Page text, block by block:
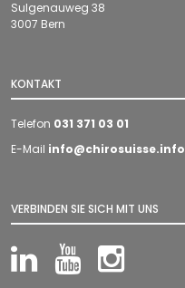
Sulgenauweg 38
3007 Bern
KONTAKT
Telefon 031 371 03 01
E-Mail info@chirosuisse.info
VERBINDEN SIE SICH MIT UNS
LinkedIn
YouTube